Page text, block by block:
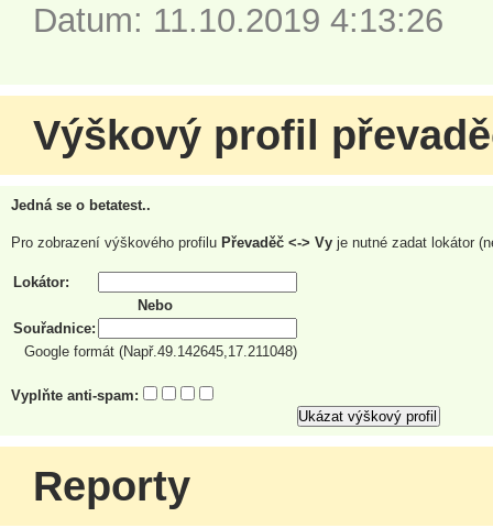
Datum: 11.10.2019 4:13:26
Výškový profil
Jedná se o betatest..
Pro zobrazení výškového profilu Převaděč <-> Vy je nutné zadat lokátor
Lokátor:
Nebo
Souřadnice:
Google formát (Např.49.142645,17.211048)
Vyplňte anti-spam:
Reporty